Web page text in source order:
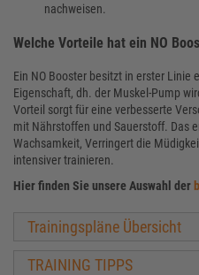
nachweisen.
Welche Vorteile hat ein NO
Ein NO Booster besitzt in erster Linie
Eigenschaft, dh. der Muskel-Pump
Vorteil sorgt für eine verbesserte
mit Nährstoffen und Sauerstoff. Das
Wachsamkeit, Verringert die
intensiver trainieren.
Hier finden Sie unsere Auswahl der
Trainingspläne Übersicht
TRAINING TIPPS